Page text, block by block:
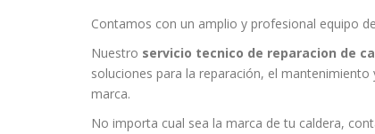
Contamos con un amplio y profesional equipo de
Nuestro servicio tecnico de reparacion de
soluciones para la reparación, el
marca.
No importa cual sea la marca de tu caldera,